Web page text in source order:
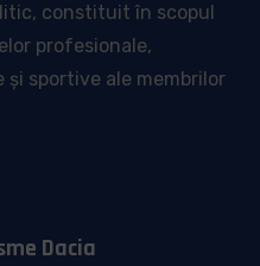
constituit în scopul
profesionale,
și sportive ale membrilor
Dacia